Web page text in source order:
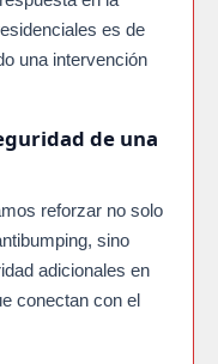
es de
una intervención
de una
reforzar no solo
sino
adicionales en
conectan con el